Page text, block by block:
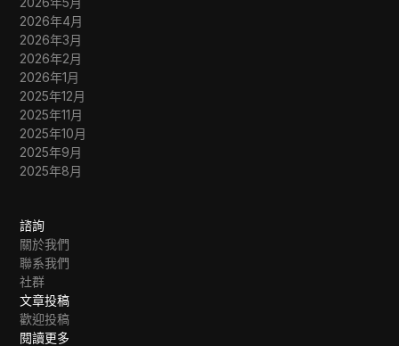
2026年4月
2026年3月
2026年2月
2026年1月
2025年12月
2025年11月
2025年10月
2025年9月
2025年8月
諮詢
關於我們
聯系我們
社群
文章投稿
歡迎投稿
閱讀更多